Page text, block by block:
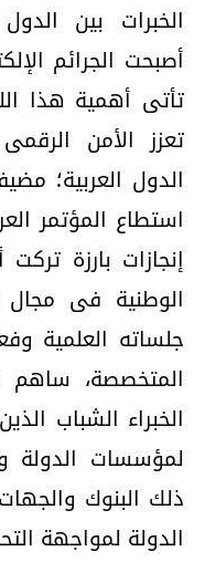
الخبرات بين
أصبحت الجرائم
تأتى أهمية هذا
تعزز الأمن
الدول العربية؛
استطاع المؤتمر
إنجازات بارزة
الوطنية فى مجال
جلساته العلمية
المتخصصة،
الخبراء الشباب
لمؤسسات الدولة
ذلك البنوك
الدولة لمواجهة